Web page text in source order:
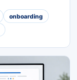
onboarding